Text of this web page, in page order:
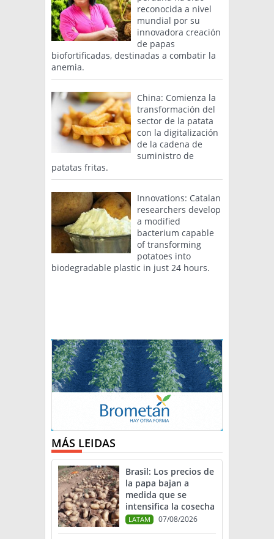
reconocida a nivel
mundial por su
innovadora creación
de papas
biofortificadas, destinadas a combatir la
anemia.
China: Comienza la
transformación del
sector de la patata
con la digitalización
de la cadena de
suministro de
patatas fritas.
Innovations: Catalan
researchers develop
a modified
bacterium capable
of transforming
potatoes into
biodegradable plastic in just 24 hours.
MÁS LEIDAS
Brasil: Los precios de
la papa bajan a
medida que se
intensifica la cosecha
LATAM 07/08/2026